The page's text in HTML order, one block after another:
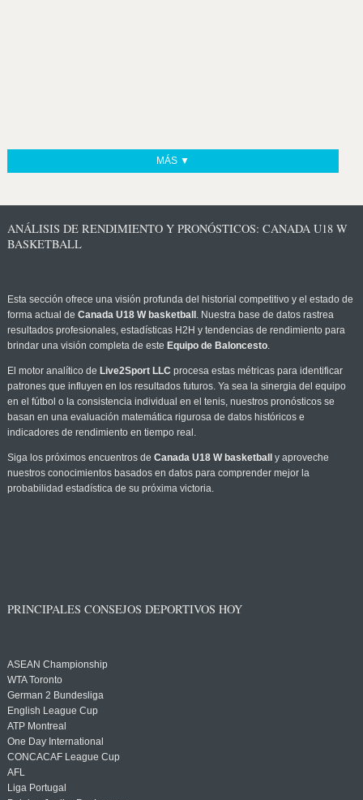
MÁS ▼
ANÁLISIS DE RENDIMIENTO Y PRONÓSTICOS: CANADA U18 W
BASKETBALL
Esta sección ofrece una visión profunda del historial competitivo y el estado de
forma actual de Canada U18 W basketball . Nuestra base de datos rastrea
resultados profesionales, estadísticas H2H y tendencias de rendimiento para
brindar una visión completa de este Equipo de Baloncesto.
El motor analítico de Live2Sport LLC procesa estas métricas para identificar
patrones que influyen en los resultados futuros. Ya sea la sinergia del equipo
en el fútbol o la consistencia individual en el tenis, nuestros pronósticos se
basan en una evaluación matemática rigurosa de datos históricos e
indicadores de rendimiento en tiempo real.
Siga los próximos encuentros de Canada U18 W basketball
y aproveche
nuestros conocimientos basados en datos para comprender mejor la
probabilidad estadística de su próxima victoria.
PRINCIPALES CONSEJOS DEPORTIVOS HOY
ASEAN Championship
WTA Toronto
German 2 Bundesliga
English League Cup
ATP Montreal
One Day International
CONCACAF League Cup
AFL
Liga Portugal